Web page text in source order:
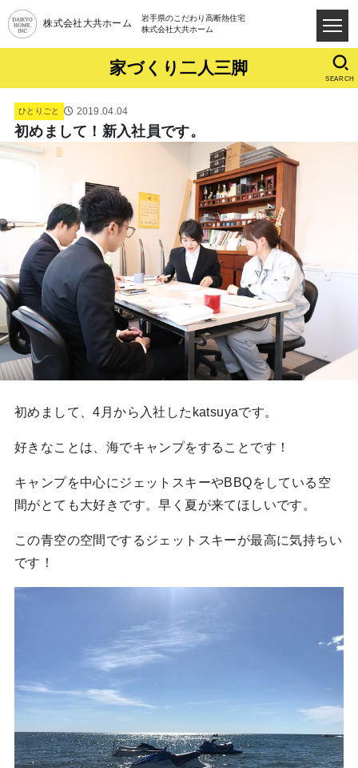
株式会社大共ホーム
岩手県のこだわり高断熱住宅
株式会社大共ホーム
家づくり二人三脚
SEARCH
ひとりごと 2019.04.04
初めまして！新入社員です。
初めまして、4月から入社したkatsuyaです。
好きなことは、海でキャンプをすることです！
キャンプを中心にジェットスキーやBBQをしている空
間がとても大好きです。早く夏が来てほしいです。
この青空の空間でするジェットスキーが最高に気持ちい
です！